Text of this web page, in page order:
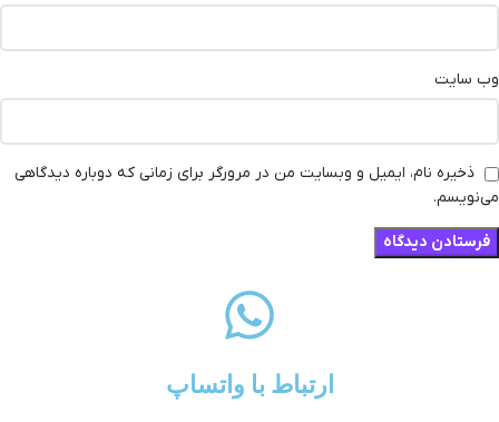
وب‌ سایت
ذخیره نام، ایمیل و وبسایت من در مرورگر برای زمانی که دوباره دیدگاهی
می‌نویسم.
ارتباط با واتساپ